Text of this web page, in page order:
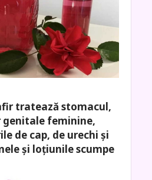
tratează stomacul,
genitale feminine,
de cap, de urechi și
și loțiunile scumpe